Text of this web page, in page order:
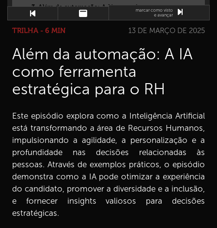
3.Além da automação: A IA como ferramenta
estratégica para o RH
4.
O que realmente alimenta a Inteligência Artificial? Uma
conversa sobre a relação da IA e dados
7 min
5. Do conceito à ação: Tipos de IA e técnicas de prompt
de IA para o RH
4 min
marcar como visto
e avançar
TRILHA - 6 MIN 13 DE MARÇO DE 2025
Além da automação: A IA
como ferramenta
estratégica para o RH
Este episódio explora como a Inteligência Artificial
está transformando a área de Recursos Humanos,
impulsionando a agilidade, a personalização e a
profundidade nas decisões relacionadas às
pessoas. Através de exemplos práticos, o episódio
demonstra como a IA pode otimizar a experiência
do candidato, promover a diversidade e a inclusão,
e fornecer insights valiosos para decisões
estratégicas.